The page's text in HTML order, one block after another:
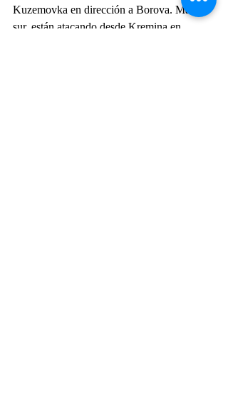
Kuzemovka en dirección a Borova. Más al
sur, están atacando desde Kremina en